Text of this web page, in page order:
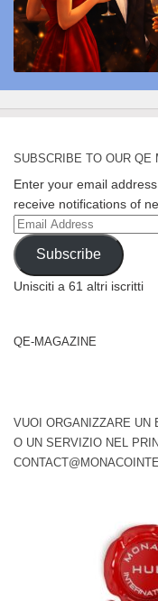
SUBSCRIBE TO OUR QE
Enter your email
receive notifications of
Email
Address
Subscribe
Unisciti a 61 altri iscritti
QE-MAGAZINE
VUOI ORGANIZZARE UN
O UN SERVIZIO NEL